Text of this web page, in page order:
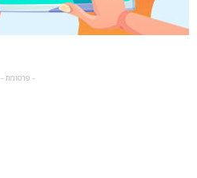
- פרסומת -